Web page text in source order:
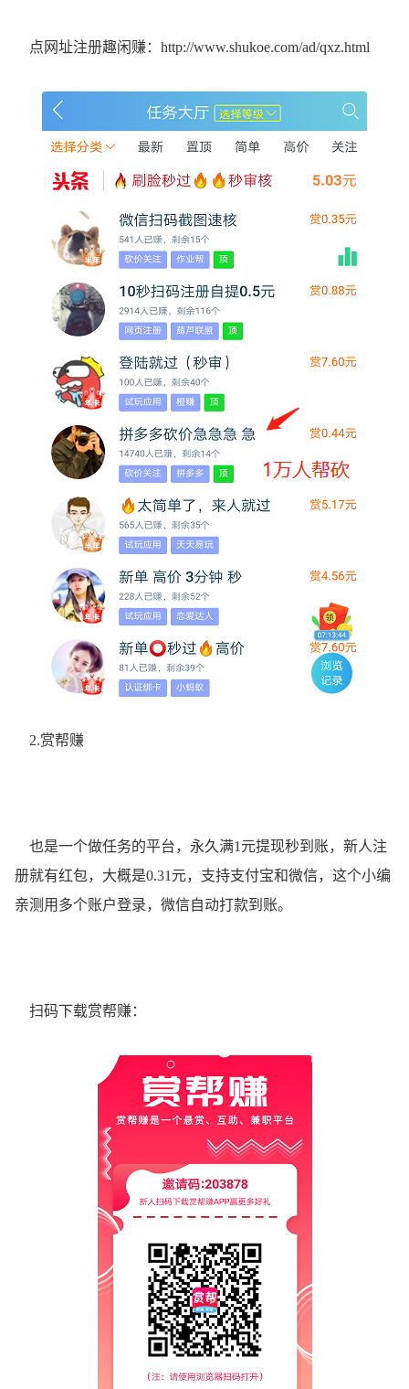
点网址注册趣闲赚： http://www.shukoe.com/ad/qxz.html
2.赏帮赚
也是一个做任务的平台，永久满1元提现秒到账，新人注
册就有红包，大概是0.31元，支持支付宝和微信，这个小编
亲测用多个账户登录，微信自动打款到账。
扫码下载赏帮赚：